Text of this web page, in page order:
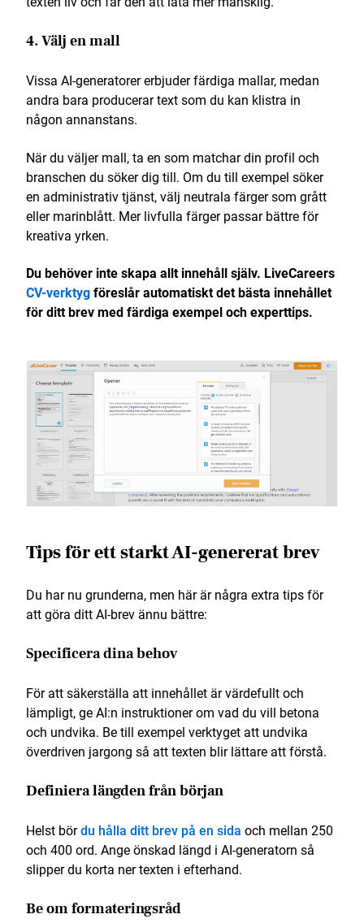
4. Välj en mall
Vissa AI-generatorer erbjuder färdiga mallar, medan
andra bara producerar text som du kan klistra in
någon annanstans.
När du väljer mall, ta en som matchar din profil och
branschen du söker dig till. Om du till exempel söker
en administrativ tjänst, välj neutrala färger som grått
eller marinblått. Mer livfulla färger passar bättre för
kreativa yrken.
Du behöver inte skapa allt innehåll själv. LiveCareers
CV-verktygföreslår automatiskt det bästa innehållet
för ditt brev med färdiga exempel och experttips.
Tips för ett starkt AI-genererat brev
Du har nu grunderna, men här är några extra tips för
att göra ditt AI-brev ännu bättre:
Specificera dina behov
För att säkerställa att innehållet är värdefullt och
lämpligt, ge AI:n instruktioner om vad du vill betona
och undvika. Be till exempel verktyget att undvika
överdriven jargong så att texten blir lättare att förstå.
Definiera längden från början
Helst bördu hålla ditt brev på en sida och mellan 250
och 400 ord. Ange önskad längd i AI-generatorn så
slipper du korta ner texten i efterhand.
Be om formateringsråd